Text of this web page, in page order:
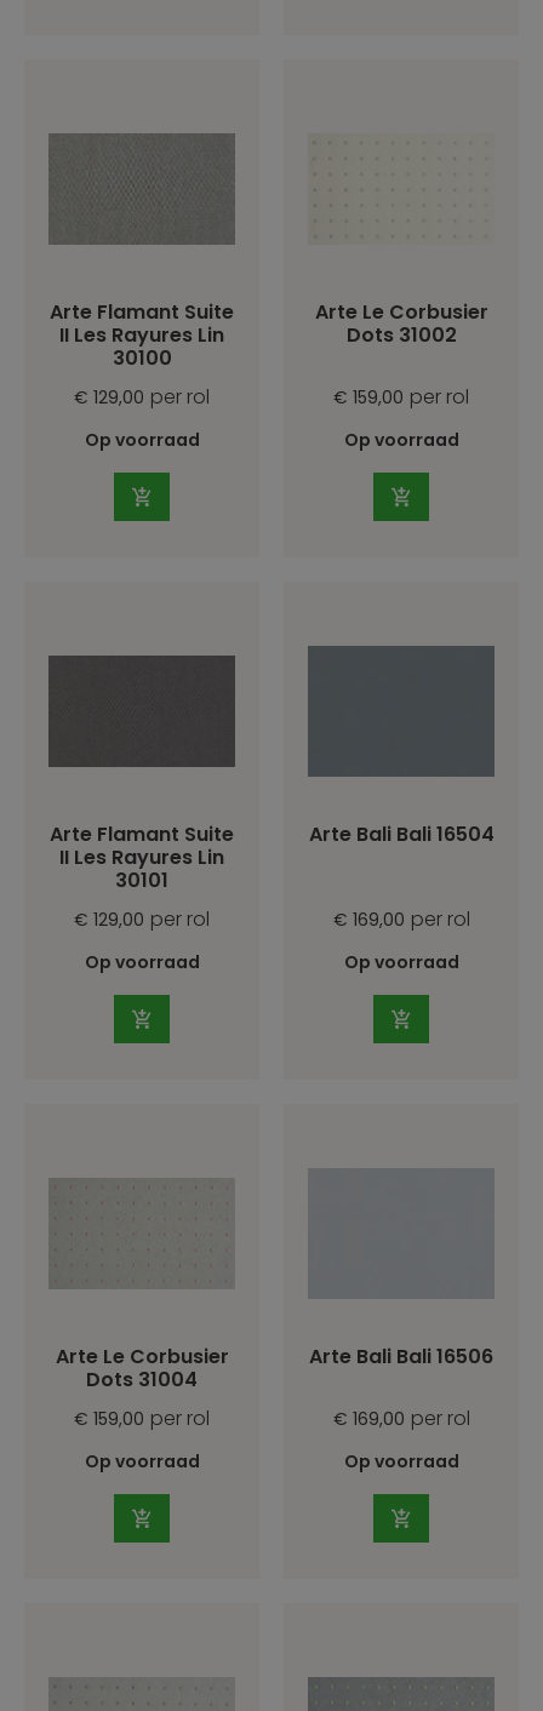
Arte Flamant Suite
II Les Rayures Lin
30100
€ 129,00 per rol
Op voorraad
Arte Le Corbusier
Dots 31002
€ 159,00 per rol
Op voorraad
Arte Flamant Suite
II Les Rayures Lin
30101
€ 129,00 per rol
Op voorraad
Arte Bali Bali 16504
€ 169,00 per rol
Op voorraad
Arte Le Corbusier
Dots 31004
€ 159,00 per rol
Op voorraad
Arte Bali Bali 16506
€ 169,00 per rol
Op voorraad